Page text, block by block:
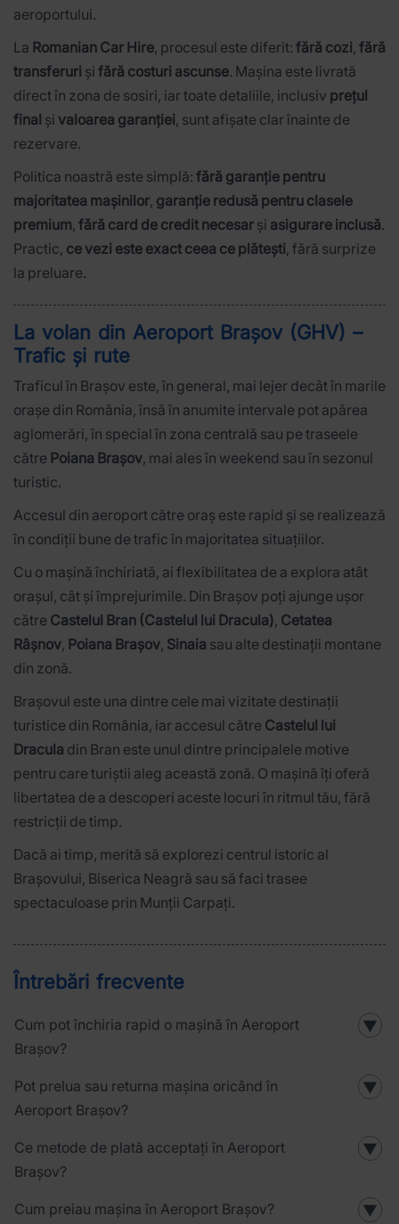
aeroportului.
La Romanian Car Hire, procesul este diferit: fără cozi, fără
transferuri și fără costuri ascunse. Mașina este livrată
direct în zona de sosiri, iar toate detaliile, inclusiv prețul
final și valoarea garanției, sunt afișate clar înainte de
rezervare.
Politica noastră este simplă: fără garanție pentru
majoritatea mașinilor, garanție redusă pentru clasele
premium, fără card de credit necesar și asigurare inclusă.
Practic, ce vezi este exact ceea ce plătești, fără surprize
la preluare.
La volan din Aeroport Brașov (GHV) –
Trafic și rute
Traficul în Brașov este, în general, mai lejer decât în marile
orașe din România, însă în anumite intervale pot apărea
aglomerări, în special în zona centrală sau pe traseele
către Poiana Brașov, mai ales în weekend sau în sezonul
turistic.
Accesul din aeroport către oraș este rapid și se realizează
în condiții bune de trafic în majoritatea situațiilor.
Cu o mașină închiriată, ai flexibilitatea de a explora atât
orașul, cât și împrejurimile. Din Brașov poți ajunge ușor
către Castelul Bran (Castelul lui Dracula), Cetatea
Râșnov, Poiana Brașov, Sinaia sau alte destinații montane
din zonă.
Brașovul este una dintre cele mai vizitate destinații
turistice din România, iar accesul către Castelul lui
Dracula din Bran este unul dintre principalele motive
pentru care turiștii aleg această zonă. O mașină îți oferă
libertatea de a descoperi aceste locuri în ritmul tău, fără
restricții de timp.
Dacă ai timp, merită să explorezi centrul istoric al
Brașovului, Biserica Neagră sau să faci trasee
spectaculoase prin Munții Carpați.
Întrebări frecvente
Cum pot închiria rapid o mașină în Aeroport
Brașov?
▼
Pot prelua sau returna mașina oricând în
Aeroport Brașov?
▼
Ce metode de plată acceptați în Aeroport
Brașov?
▼
Cum preiau mașina în Aeroport Brașov? ▼